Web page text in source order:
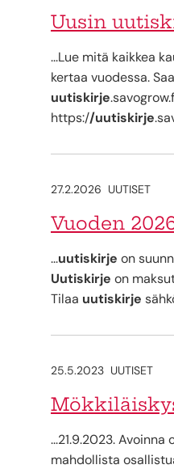
Uusin
...Lue mitä kaikkea
kertaa vuodessa.
uutiskirje
https://uutiskirje
27.2.2026 UUTISET
Vuoden
...uutiskirje on
Uutiskirje on
Tilaa uutiskirje
25.5.2023 UUTISET
...21.9.2023.
mahdollista